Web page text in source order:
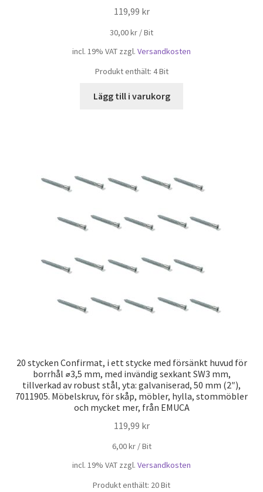
119,99 kr
30,00kr /Bit
incl. 19% VAT zzgl. Versandkosten
Produkt enthält: 4Bit
Lägg till i varukorg
20 stycken Confirmat, i ett stycke med försänkt huvud för
borrhål ⌀3,5 mm, med invändig sexkant SW3 mm,
tillverkad av robust stål, yta: galvaniserad, 50 mm (2″),
7011905. Möbelskruv, för skåp, möbler, hylla, stommöbler
och mycket mer, från EMUCA
119,99 kr
6,00kr/Bit
incl. 19% VAT zzgl. Versandkosten
Produkt enthält: 20Bit